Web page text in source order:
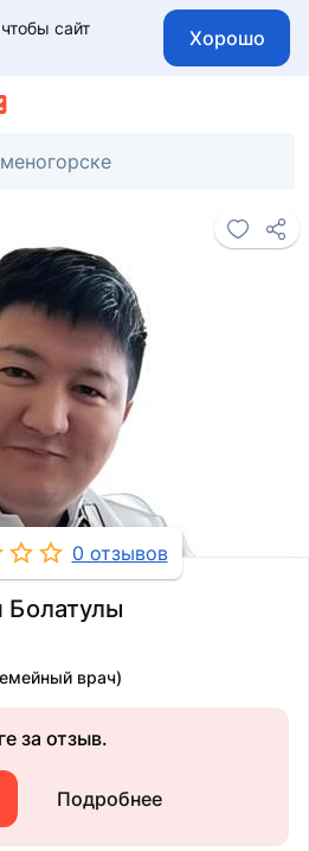
чтобы сайт
Хорошо
0 отзывов
Болатулы
врач)
за отзыв.
Подробнее